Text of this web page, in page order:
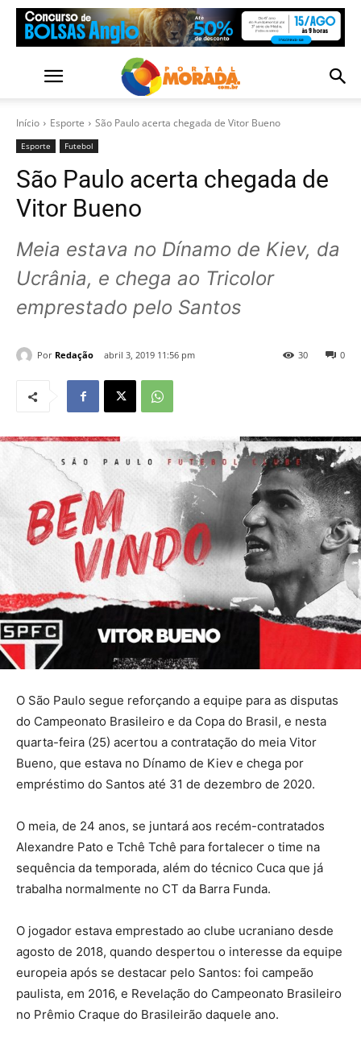
Início Esporte São Paulo acerta chegada de Vitor Bueno
Esporte Futebol
São Paulo acerta chegada de
Vitor Bueno
Meia estava no Dínamo de Kiev, da
Ucrânia, e chega ao Tricolor
emprestado pelo Santos
Por Redação abril 3, 2019 11:56 pm 0
30
O São Paulo segue reforçando a equipe para as disputas
do Campeonato Brasileiro e da Copa do Brasil, e nesta
quarta-feira (25) acertou a contratação do meia Vitor
Bueno, que estava no Dínamo de Kiev e chega por
empréstimo do Santos até 31 de dezembro de 2020.
O meia, de 24 anos, se juntará aos recém-contratados
Alexandre Pato e Tchê Tchê para fortalecer o time na
sequência da temporada, além do técnico Cuca que já
trabalha normalmente no CT da Barra Funda.
O jogador estava emprestado ao clube ucraniano desde
agosto de 2018, quando despertou o interesse da equipe
europeia após se destacar pelo Santos: foi campeão
paulista, em 2016, e Revelação do Campeonato Brasileiro
no Prêmio Craque do Brasileirão daquele ano.